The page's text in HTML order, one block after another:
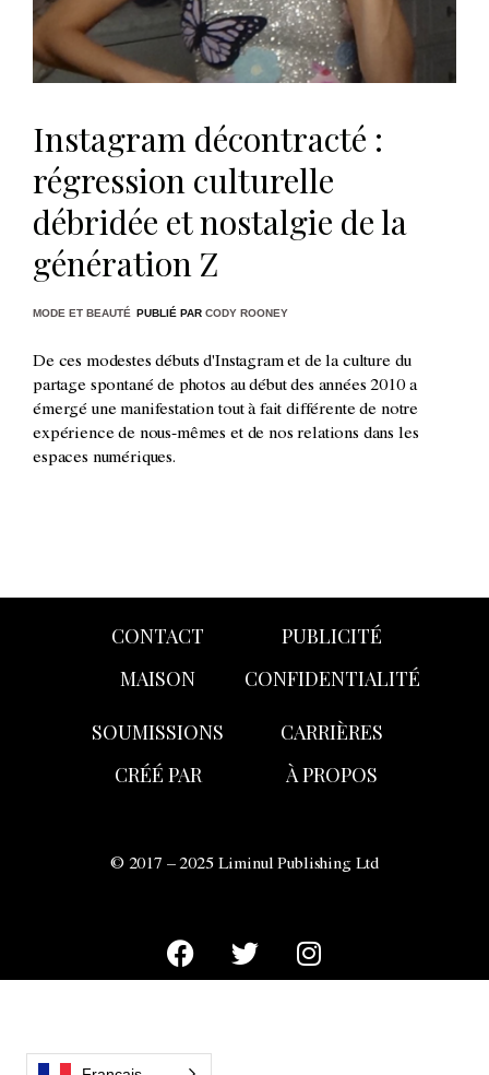
Instagram décontracté :
régression culturelle
débridée et nostalgie de la
génération Z
MODE ET BEAUTÉ PUBLIÉ PAR CODY ROONEY
De ces modestes débuts d'Instagram et de la culture du
partage spontané de photos au début des années 2010 a
émergé une manifestation tout à fait différente de notre
expérience de nous-mêmes et de nos relations dans les
espaces numériques.
CONTACT
MAISON
PUBLICITÉ
CONFIDENTIALITÉ
SOUMISSIONS
CRÉÉ PAR
CARRIÈRES
À PROPOS
© 2017 – 2025 Liminul Publishing Ltd